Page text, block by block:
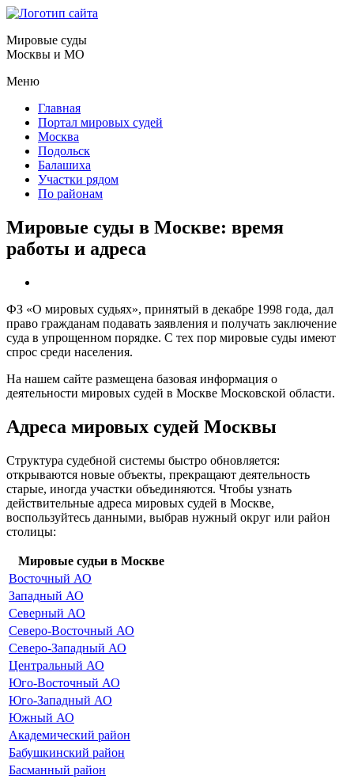
Мировые суды
Москвы и МО
Меню
Главная
Портал мировых судей
Москва
Подольск
Балашиха
Участки рядом
По районам
Мировые суды в Москве: время
работы и адреса
ФЗ «О мировых судьях», принятый в декабре 1998 года, дал
право гражданам подавать заявления и получать заключение
суда в упрощенном порядке. С тех пор мировые суды имеют
спрос среди населения.
На нашем сайте размещена базовая информация о
деятельности мировых судей в Москве Московской области.
Адреса мировых судей Москвы
Структура судебной системы быстро обновляется:
открываются новые объекты, прекращают деятельность
старые, иногда участки объединяются. Чтобы узнать
действительные адреса мировых судей в Москве,
воспользуйтесь данными, выбрав нужный округ или район
столицы:
Мировые судьи в Москве
Восточный АО
Западный АО
Северный АО
Северо-Восточный АО
Северо-Западный АО
Центральный АО
Юго-Восточный АО
Юго-Западный АО
Южный АО
Академический район
Бабушкинский район
Басманный район